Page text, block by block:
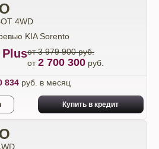
4WD
от 3 979 900 руб.
от2 700 300 руб.
834руб. в месяц
Купить в кредит